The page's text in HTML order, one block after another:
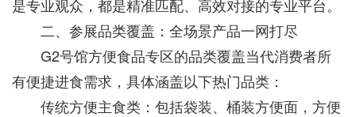
是专业观众，都是精准匹配、高效对接的专业平台。
二、参展品类覆盖：全场景产品一网打尽
G2号馆方便食品专区的品类覆盖当代消费者所
有便捷进食需求，具体涵盖以下热门品类：
传统方便主食类：包括袋装、桶装方便面，方便